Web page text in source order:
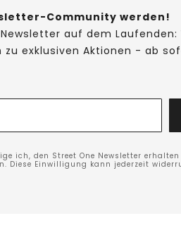
Community werden!
auf dem
zu exklusiven Aktionen - ab
ich, den Street One Newsletter
Diese Einwilligung kann jederzeit